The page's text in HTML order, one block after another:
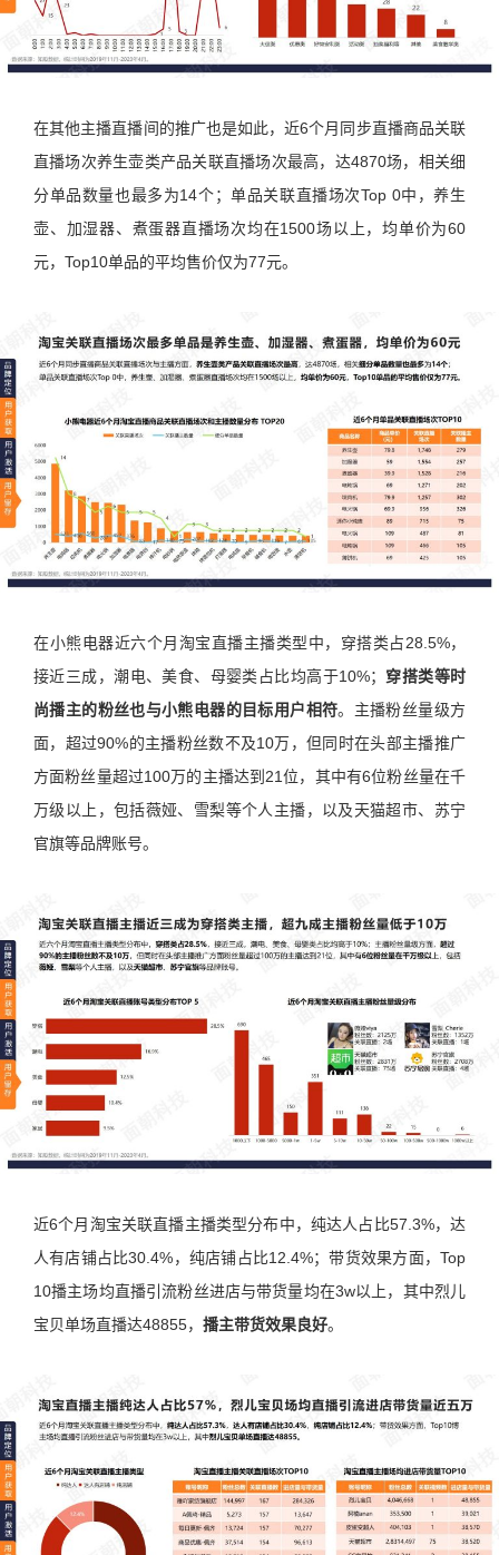
在其他主播直播间的推广也是如此，近6个月同步直播商品关联
直播场次养生壶类产品关联直播场次最高，达4870场，相关细
分单品数量也最多为14个；单品关联直播场次Top 0中，养生
壶、加湿器、煮蛋器直播场次均在1500场以上，均单价为60
元，Top10单品的平均售价仅为77元。
在小熊电器近六个月淘宝直播主播类型中，穿搭类占28.5%，
接近三成，潮电、美食、母婴类占比均高于10%； 穿搭类等时
尚播主的粉丝也与小熊电器的目标用户相符。主播粉丝量级方
面，超过90%的主播粉丝数不及10万，但同时在头部主播推广
方面粉丝量超过100万的主播达到21位，其中有6位粉丝量在千
万级以上，包括薇娅、雪梨等个人主播，以及天猫超市、苏宁
官旗等品牌账号。
近6个月淘宝关联直播主播类型分布中，纯达人占比57.3%，达
人有店铺占比30.4%，纯店铺占比12.4%；带货效果方面，Top
10播主场均直播引流粉丝进店与带货量均在3w以上，其中烈儿
宝贝单场直播达48855， 播主带货效果良好。